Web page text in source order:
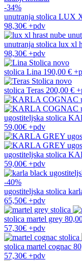
-34%
unutranja stolica LUX
98,30€ +pdv
unutranja stolica lux xl
98,30€ +pdv
novo
stolica Lina 190,00 €
novo
stolica Teras 200,00 €
ugostiteljska stolica
59,00€ +pdv
ugostiteljska stolica
59,00€ +pdv
-40%
ugostiteljska stolica
65,50€ +pdv
stolica martel grey
57,30€ +pdv
stolica martel cognac
57,30€ +pdv